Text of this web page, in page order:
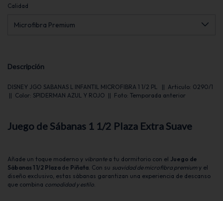
Calidad
Descripción
DISNEY JGO SABANAS L INFANTIL MICROFIBRA 1 1/2 PL || Articulo: 0290/1
|| Color: SPIDERMAN AZUL Y ROJO || Foto: Temporada anterior
Juego de Sábanas 1 1/2 Plaza Extra Suave
Añade un toque moderno y vibrantea tu dormitorio con el Juego de
Sábanas 1 1/2 Plaza de Piñata . Con su suavidad de microfibra premiumy el
diseño exclusivo, estas sábanas garantizan una experiencia de descanso
que combina comodidad y estilo